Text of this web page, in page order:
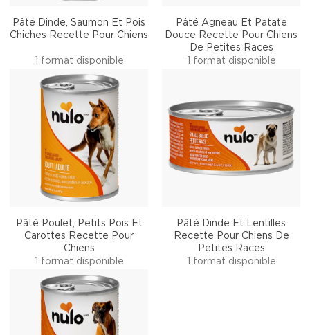
Pâté Dinde, Saumon Et Pois
Chiches Recette Pour Chiens
1 format disponible
Pâté Agneau Et Patate
Douce Recette Pour Chiens
De Petites Races
1 format disponible
Pâté Poulet, Petits Pois Et
Carottes Recette Pour
Chiens
1 format disponible
Pâté Dinde Et Lentilles
Recette Pour Chiens De
Petites Races
1 format disponible